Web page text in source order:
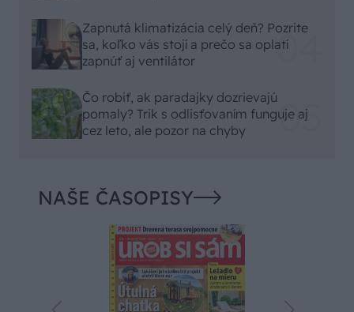
Zapnutá klimatizácia celý deň? Pozrite
sa, koľko vás stojí a prečo sa oplatí
zapnúť aj ventilátor
Čo robiť, ak paradajky dozrievajú
pomaly? Trik s odlisťovaním funguje aj
cez leto, ale pozor na chyby
NAŠE ČASOPISY